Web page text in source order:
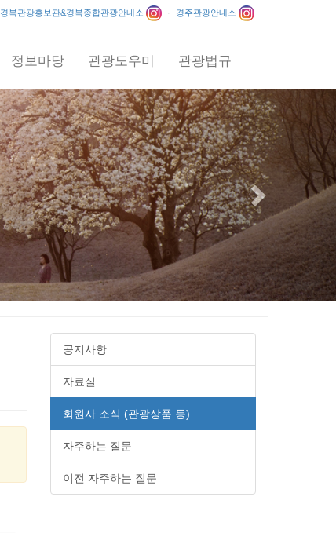
경북관광홍보관&경북종합관광안내소 · 경주관광안내소
정보마당 관광도우미 관광법규
Next
공지사항
자료실
회원사 소식 (관광상품 등)
자주하는 질문
이전 자주하는 질문